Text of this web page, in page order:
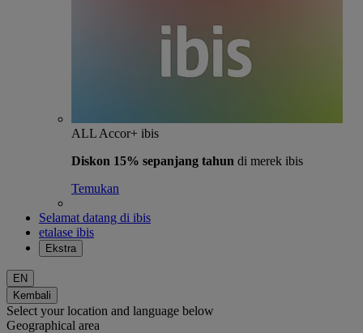
ALL Accor+ ibis
Diskon 15% sepanjang tahun di merek ibis
Temukan
Selamat datang di ibis
etalase ibis
Ekstra
EN
Kembali
Select your location and language below
Geographical area